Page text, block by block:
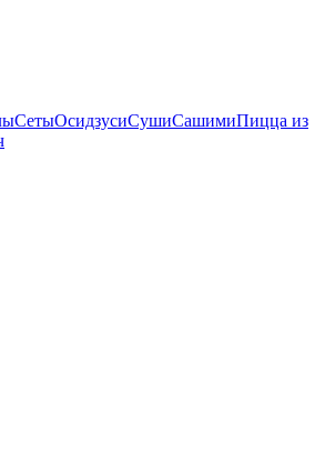
СетыОсидзусиСушиСашимиПицца из